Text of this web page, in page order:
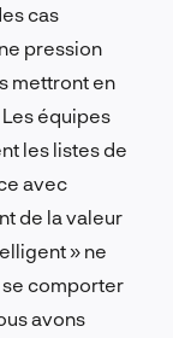
cas
pression
mettront en
équipes
les listes de
avec
de la valeur
» ne
se comporter
avons